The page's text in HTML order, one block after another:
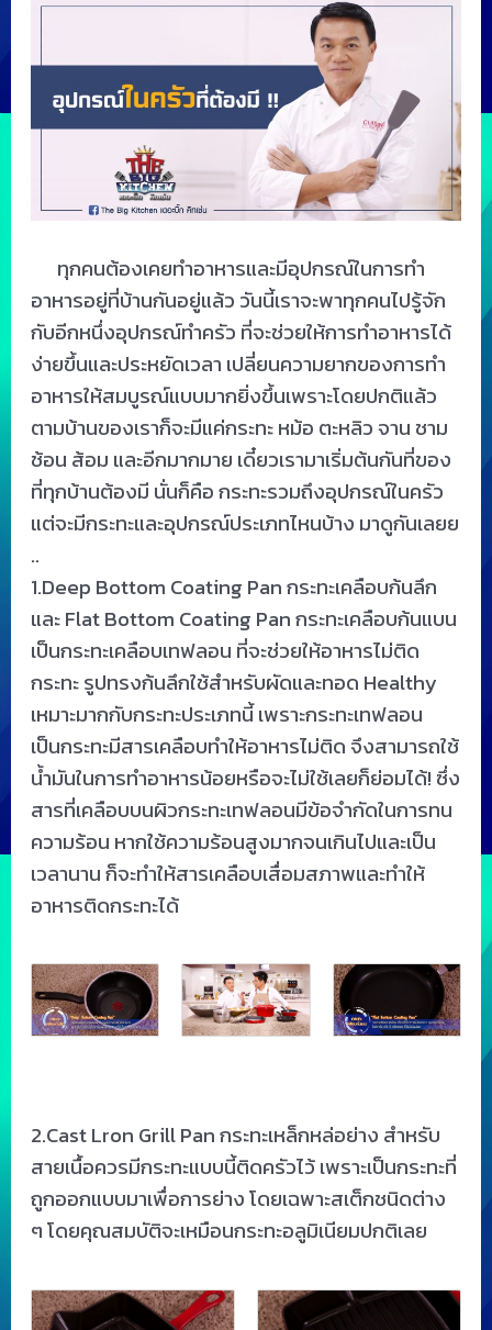
ทุกคนต้องเคยทำอาหารและมีอุปกรณ์ในการทำ
อาหารอยู่ที่บ้านกันอยู่แล้ว วันนี้เราจะพาทุกคนไปรู้จัก
กับอีกหนึ่งอุปกรณ์ทำครัว ที่จะช่วยให้การทำอาหารได้
ง่ายขึ้นและประหยัดเวลา เปลี่ยนความยากของการทำ
อาหารให้สมบูรณ์แบบมากยิ่งขึ้นเพราะโดยปกติแล้ว
ตามบ้านของเราก็จะมีแค่กระทะ หม้อ ตะหลิว จาน ชาม
ช้อน ส้อม และอีกมากมาย เดี๋ยวเรามาเริ่มต้นกันที่ของ
ที่ทุกบ้านต้องมี นั่นก็คือ กระทะรวมถึงอุปกรณ์ในครัว
แต่จะมีกระทะและอุปกรณ์ประเภทไหนบ้าง มาดูกันเลยย
..
1.Deep Bottom Coating Pan กระทะเคลือบก้นลึก
และ Flat Bottom Coating Pan กระทะเคลือบก้นแบน
เป็นกระทะเคลือบเทฟลอน ที่จะช่วยให้อาหารไม่ติด
กระทะ รูปทรงก้นลึกใช้สำหรับผัดและทอด Healthy
เหมาะมากกับกระทะประเภทนี้ เพราะกระทะเทฟลอน
เป็นกระทะมีสารเคลือบทำให้อาหารไม่ติด จึงสามารถใช้
น้ำมันในการทำอาหารน้อยหรือจะไม่ใช้เลยก็ย่อมได้! ซึ่ง
สารที่เคลือบบนผิวกระทะเทฟลอนมีข้อจำกัดในการทน
ความร้อน หากใช้ความร้อนสูงมากจนเกินไปและเป็น
เวลานาน ก็จะทำให้สารเคลือบเสื่อมสภาพและทำให้
อาหารติดกระทะได้
2.Cast Lron Grill Pan กระทะเหล็กหล่อย่าง สำหรับ
สายเนื้อควรมีกระทะแบบนี้ติดครัวไว้ เพราะเป็นกระทะที่
ถูกออกแบบมาเพื่อการย่าง โดยเฉพาะสเต็กชนิดต่าง
ๆ โดยคุณสมบัติจะเหมือนกระทะอลูมิเนียมปกติเลย